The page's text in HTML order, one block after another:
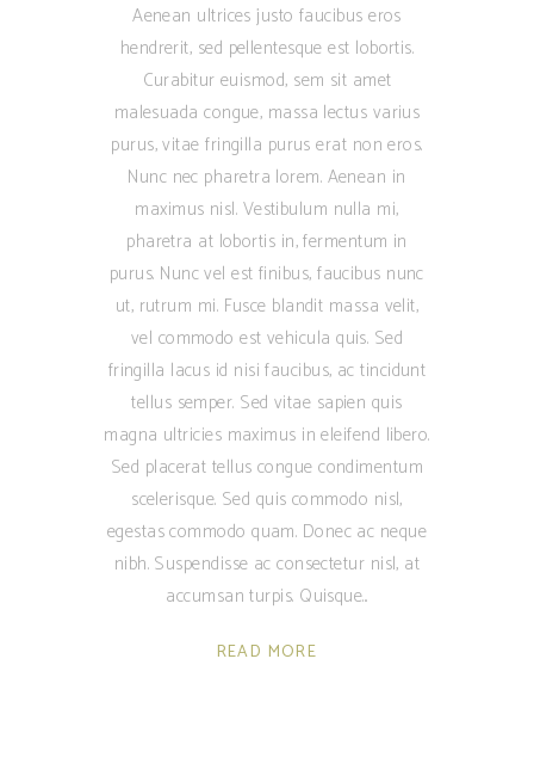
Aenean ultrices justo faucibus eros
hendrerit, sed pellentesque est lobortis.
Curabitur euismod, sem sit amet
malesuada congue, massa lectus varius
purus, vitae fringilla purus erat non eros.
Nunc nec pharetra lorem. Aenean in
maximus nisl. Vestibulum nulla mi,
pharetra at lobortis in, fermentum in
purus. Nunc vel est finibus, faucibus nunc
ut, rutrum mi. Fusce blandit massa velit,
vel commodo est vehicula quis. Sed
fringilla lacus id nisi faucibus, ac tincidunt
tellus semper. Sed vitae sapien quis
magna ultricies maximus in eleifend libero.
Sed placerat tellus congue condimentum
scelerisque. Sed quis commodo nisl,
egestas commodo quam. Donec ac neque
nibh. Suspendisse ac consectetur nisl, at
accumsan turpis. Quisque
READ MORE